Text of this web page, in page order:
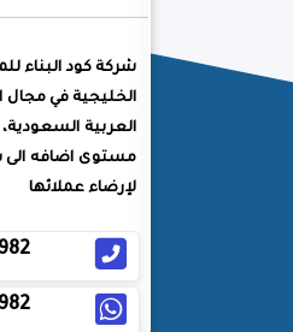
شركة كود البناء
الخليجية في مجال
العربية
مستوى اضافه الى
لإرضاء عملائها